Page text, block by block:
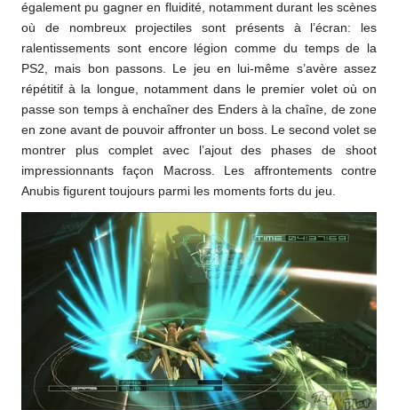
également pu gagner en fluidité, notamment durant les scènes
où de nombreux projectiles sont présents à l’écran: les
ralentissements sont encore légion comme du temps de la
PS2, mais bon passons. Le jeu en lui-même s’avère assez
répétitif à la longue, notamment dans le premier volet où on
passe son temps à enchaîner des Enders à la chaîne, de zone
en zone avant de pouvoir affronter un boss. Le second volet se
montrer plus complet avec l’ajout des phases de shoot
impressionnants façon Macross. Les affrontements contre
Anubis figurent toujours parmi les moments forts du jeu.